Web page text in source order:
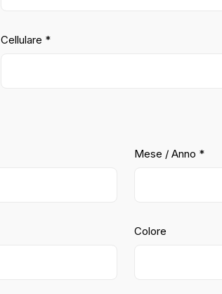
Cellulare *
Mese / Anno *
Colore